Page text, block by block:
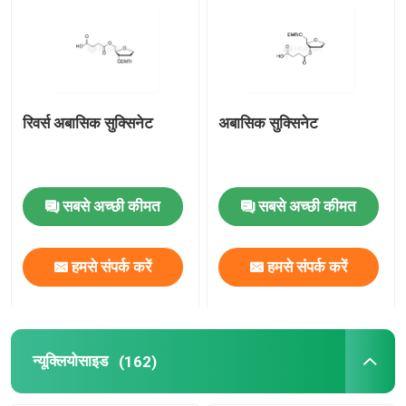
रिवर्स अबासिक सुक्सिनेट
सबसे अच्छी कीमत
हमसे संपर्क करें
अबासिक सुक्सिनेट
सबसे अच्छी कीमत
हमसे संपर्क करें
न्यूक्लियोसाइड (162)